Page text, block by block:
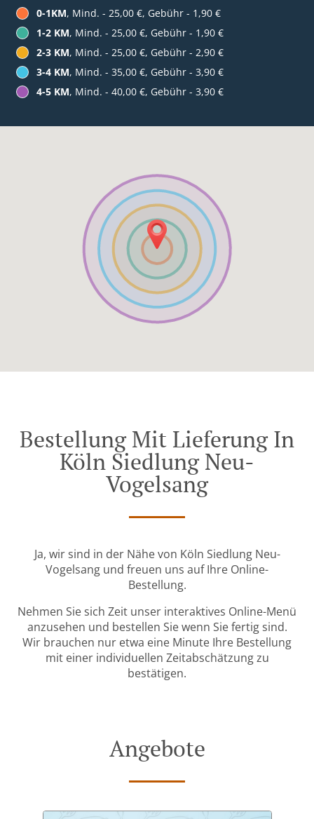
0-1KM, Mind. - 25,00 €, Gebühr - 1,90 €
1-2 KM, Mind. - 25,00 €, Gebühr - 1,90 €
2-3 KM, Mind. - 25,00 €, Gebühr - 2,90 €
3-4 KM, Mind. - 35,00 €, Gebühr - 3,90 €
4-5 KM, Mind. - 40,00 €, Gebühr - 3,90 €
Bestellung Mit Lieferung In
Köln Siedlung Neu-
Vogelsang
Ja, wir sind in der Nähe von Köln Siedlung Neu-
Vogelsang und freuen uns auf Ihre Online-
Bestellung.
Nehmen Sie sich Zeit unser interaktives Online-Menü
anzusehen und bestellen Sie wenn Sie fertig sind.
Wir brauchen nur etwa eine Minute Ihre Bestellung
mit einer individuellen Zeitabschätzung zu
bestätigen.
Angebote